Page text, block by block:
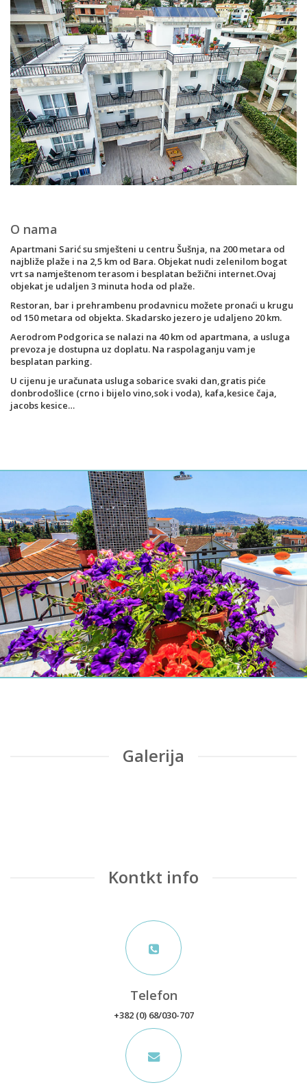
O nama
Apartmani Sarić su smješteni u centru Šušnja, na 200 metara od
najbliže plaže i na 2,5 km od Bara. Objekat nudi zelenilom bogat
vrt sa namještenom terasom i besplatan bežični internet.Ovaj
objekat je udaljen 3 minuta hoda od plaže.
Restoran, bar i prehrambenu prodavnicu možete pronaći u krugu
od 150 metara od objekta. Skadarsko jezero je udaljeno 20 km.
Aerodrom Podgorica se nalazi na 40 km od apartmana, a usluga
prevoza je dostupna uz doplatu. Na raspolaganju vam je
besplatan parking.
U cijenu je uračunata usluga sobarice svaki dan,gratis piće
donbrodošlice (crno i bijelo vino,sok i voda), kafa,kesice čaja,
jacobs kesice…
Đakuzi
Đakuzi na vrhu mogu koristiti svi
gosti uz najavu termina sobarici.
KONTAKT
Galerija
Kontkt info
Telefon
+382 (0) 68/030-707